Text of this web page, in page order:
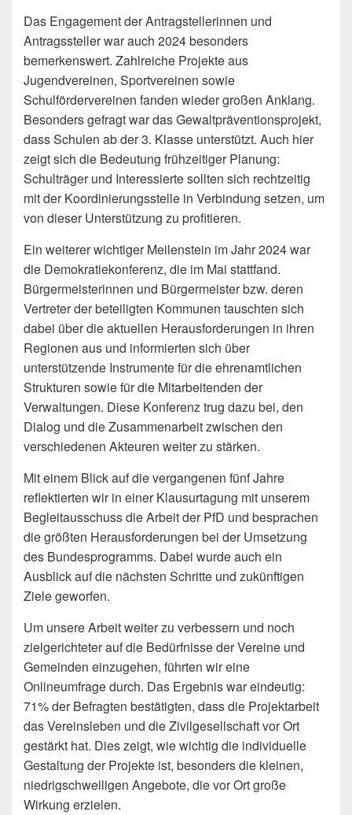
Das Engagement der Antragstellerinnen und
Antragssteller war auch 2024 besonders
bemerkenswert. Zahlreiche Projekte aus
Jugendvereinen, Sportvereinen sowie
Schulfördervereinen fanden wieder großen Anklang.
Besonders gefragt war das Gewaltpräventionsprojekt,
dass Schulen ab der 3. Klasse unterstützt. Auch hier
zeigt sich die Bedeutung frühzeitiger Planung:
Schulträger und Interessierte sollten sich rechtzeitig
mit der Koordinierungsstelle in Verbindung setzen, um
von dieser Unterstützung zu profitieren.
Ein weiterer wichtiger Meilenstein im Jahr 2024 war
die Demokratiekonferenz, die im Mai stattfand.
Bürgermeisterinnen und Bürgermeister bzw. deren
Vertreter der beteiligten Kommunen tauschten sich
dabei über die aktuellen Herausforderungen in ihren
Regionen aus und informierten sich über
unterstützende Instrumente für die ehrenamtlichen
Strukturen sowie für die Mitarbeitenden der
Verwaltungen. Diese Konferenz trug dazu bei, den
Dialog und die Zusammenarbeit zwischen den
verschiedenen Akteuren weiter zu stärken.
Mit einem Blick auf die vergangenen fünf Jahre
reflektierten wir in einer Klausurtagung mit unserem
Begleitausschuss die Arbeit der PfD und besprachen
die größten Herausforderungen bei der Umsetzung
des Bundesprogramms. Dabei wurde auch ein
Ausblick auf die nächsten Schritte und zukünftigen
Ziele geworfen.
Um unsere Arbeit weiter zu verbessern und noch
zielgerichteter auf die Bedürfnisse der Vereine und
Gemeinden einzugehen, führten wir eine
Onlineumfrage durch. Das Ergebnis war eindeutig:
71% der Befragten bestätigten, dass die Projektarbeit
das Vereinsleben und die Zivilgesellschaft vor Ort
gestärkt hat. Dies zeigt, wie wichtig die individuelle
Gestaltung der Projekte ist, besonders die kleinen,
niedrigschwelligen Angebote, die vor Ort große
Wirkung erzielen.